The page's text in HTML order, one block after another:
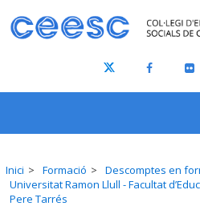
Inici Formació
Descomptes en
Universitat Ramon Llull - Facultat
Pere Tarrés